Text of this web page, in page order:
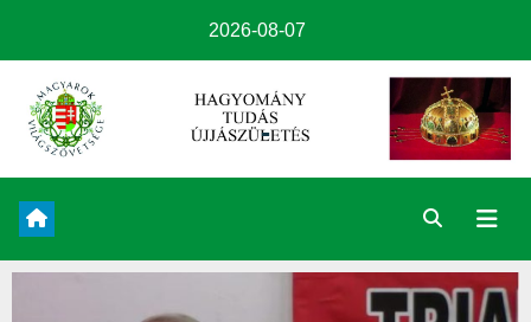
2026-08-07